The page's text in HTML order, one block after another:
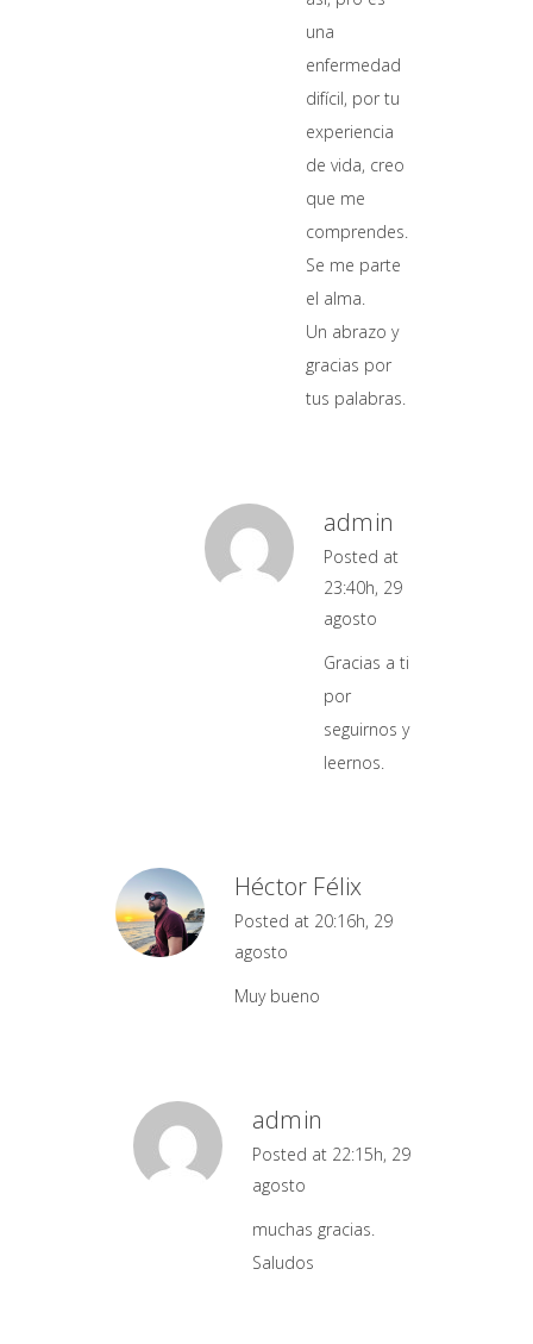
una
enfermedad
difícil, por tu
experiencia
de vida, creo
que me
comprendes.
Se me parte
el alma.
Un abrazo y
gracias por
tus palabras.
admin
Posted at
23:40h, 29
agosto
Gracias a ti
por
seguirnos y
leernos.
Héctor Félix
Posted at 20:16h, 29
agosto
Muy bueno
admin
Posted at 22:15h, 29
agosto
muchas gracias.
Saludos